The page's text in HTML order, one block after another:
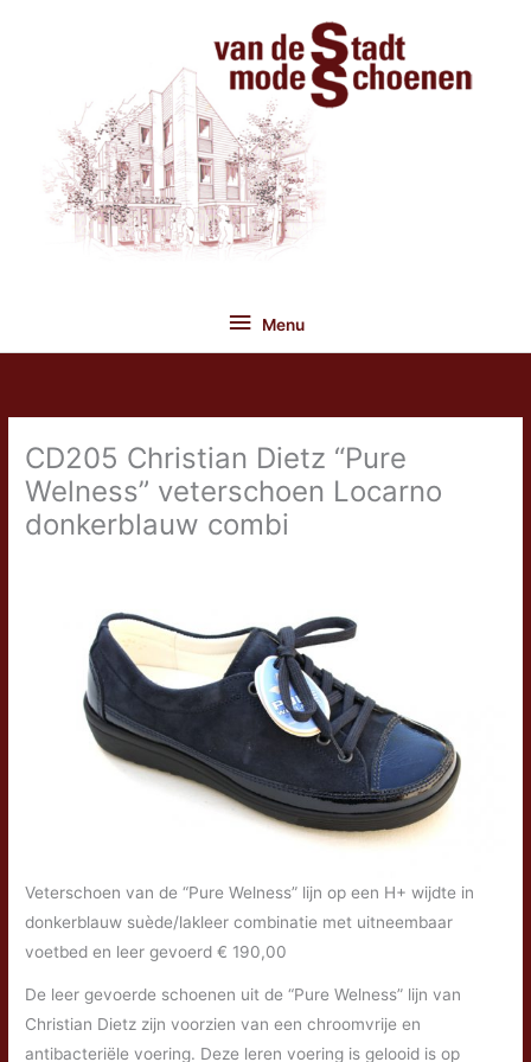
Menu
Menu
CD205 Christian Dietz “Pure
Welness” veterschoen Locarno
donkerblauw combi
Veterschoen van de “Pure Welness” lijn op een H+ wijdte in
donkerblauw suède/lakleer combinatie met uitneembaar
voetbed en leer gevoerd € 190,00
De leer gevoerde schoenen uit de “Pure Welness” lijn van
Christian Dietz zijn voorzien van een chroomvrije en
antibacteriële voering. Deze leren voering is gelooid is op